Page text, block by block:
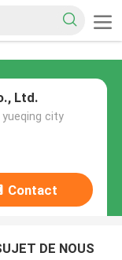
Ltd.
city
Contact
DE NOUS